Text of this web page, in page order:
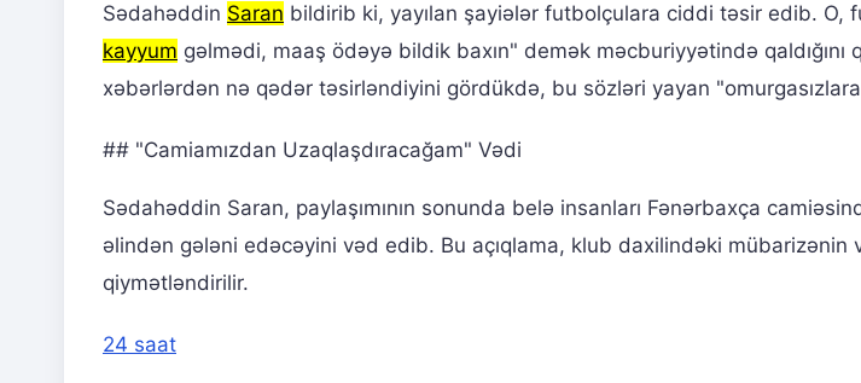
Sədahəddin Saran bildirib ki, yayılan şayiələr futbolçulara ciddi təsir edib. O,
kayyum gəlmədi, maaş ödəyə bildik baxın" demək məcburiyyətində qaldığını
xəbərlərdən nə qədər təsirləndiyini gördükdə, bu sözləri yayan
## "Camiamızdan Uzaqlaşdıracağam" Vədi
Sədahəddin Saran, paylaşımının sonunda belə insanları Fənərbaxça
əlindən gələni edəcəyini vəd edib. Bu açıqlama, klub daxilindəki mübarizənin
qiymətləndirilir.
24 saat